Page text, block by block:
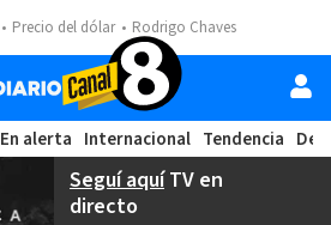
Precio del dólar Rodrigo Chaves
En alerta Internacional Tendencia
Seguí aquíTV en
directo